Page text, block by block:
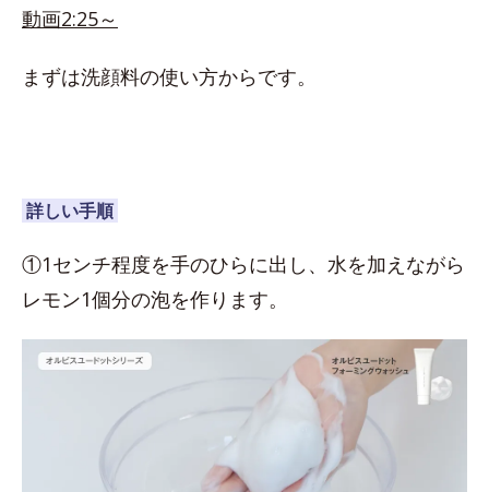
動画2:25～
まずは洗顔料の使い方からです。
詳しい手順
①1センチ程度を手のひらに出し、水を加えながら
レモン1個分の泡を作ります。